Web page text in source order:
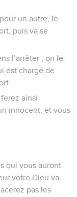
un autre, le
puis va se
l’arrêter ; on le
est chargé de
ainsi
innocent, et vous
qui vous auront
votre Dieu va
pas les